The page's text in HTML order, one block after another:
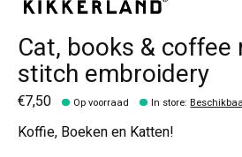
Cat, books & coffee
stitch embroidery
€7,50 Op voorraad In store:
Koffie, Boeken en Katten!